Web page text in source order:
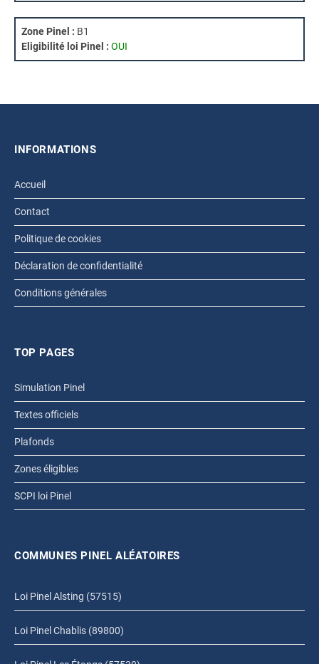
Zone Pinel : B1
Eligibilité loi Pinel : OUI
INFORMATIONS
Accueil
Contact
Politique de cookies
Déclaration de confidentialité
Conditions générales
TOP PAGES
Simulation Pinel
Textes officiels
Plafonds
Zones éligibles
SCPI loi Pinel
COMMUNES PINEL ALÉATOIRES
Loi Pinel Alsting (57515)
Loi Pinel Chablis (89800)